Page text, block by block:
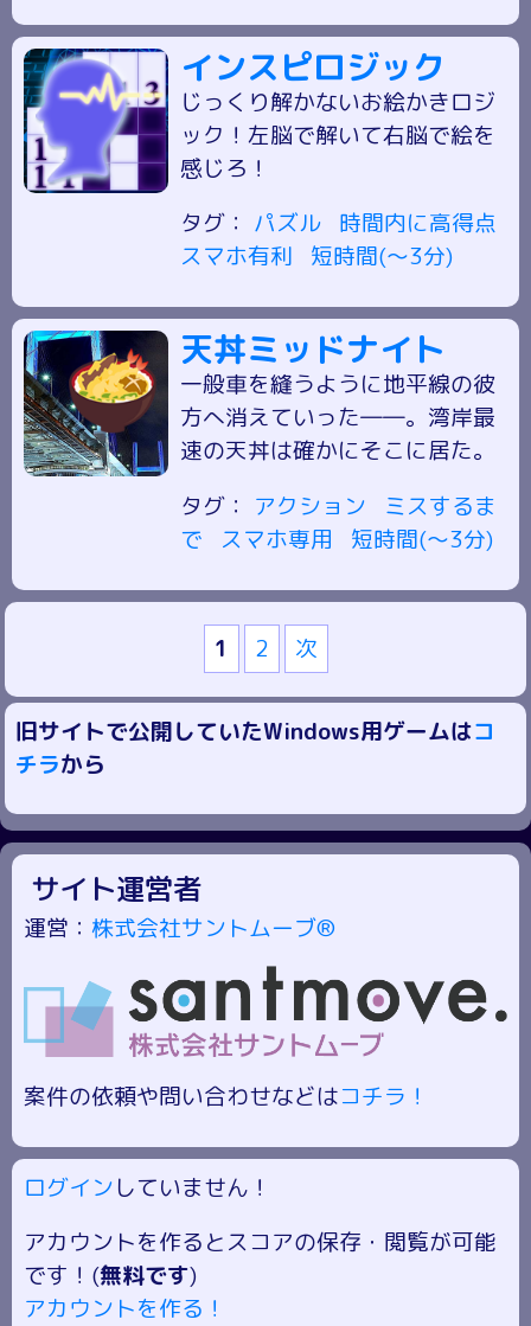
インスピロジック
じっくり解かないお絵かきロジ
ック！左脳で解いて右脳で絵を
感じろ！
タグ： パズル
時間内に高得点
スマホ有利
短時間(～3分)
天丼ミッドナイト
一般車を縫うように地平線の彼
方へ消えていった――。湾岸最
速の天丼は確かにそこに居た。
タグ：
アクション
ミスするま
で
スマホ専用 短時間(～3分)
1 2 次
旧サイトで公開していたWindows用ゲームはコ
チラから
サイト運営者
運営： 株式会社サントムーブ®
案件の依頼や問い合わせなどはコチラ！
ログインしていません！
アカウントを作るとスコアの保存・閲覧が可能
です！(無料です)
アカウントを作る！